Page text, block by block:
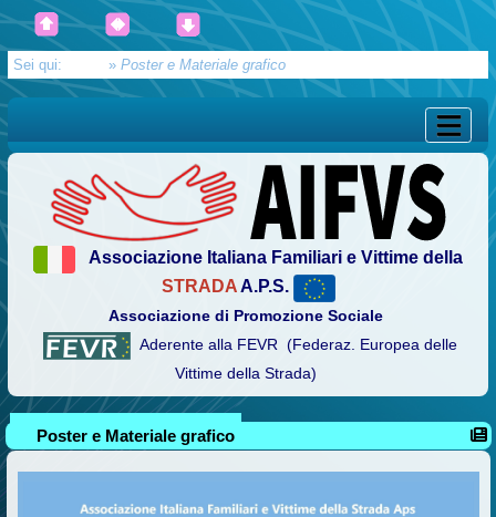
Sei qui: » Poster e Materiale grafico
Associazione Italiana Familiari e Vittime della
STRADAA.P.S.
Associazione di Promozione Sociale
Aderente alla FEVR (Federaz. Europea delle
Vittime della Strada)
Poster e Materiale grafico